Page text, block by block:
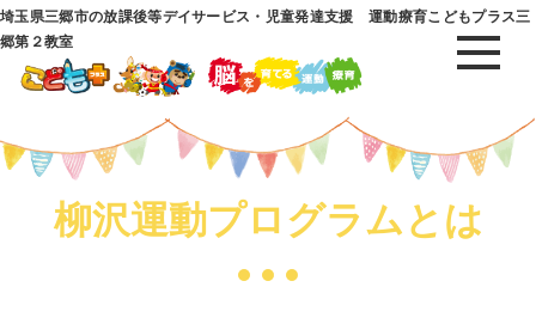
埼玉県三郷市の放課後等デイサービス・児童発達支援 運動療育こどもプラス三
郷第２教室
柳沢運動プログラムとは